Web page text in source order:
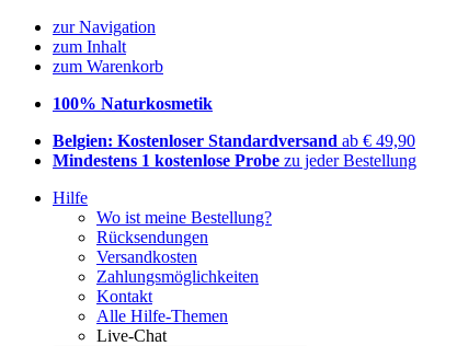
zur Navigation
zum Inhalt
zum Warenkorb
100% Naturkosmetik
Belgien: Kostenloser Standardversand ab € 49,90
Mindestens 1 kostenlose Probe zu jeder Bestellung
Hilfe
Wo ist meine Bestellung?
Rücksendungen
Versandkosten
Zahlungsmöglichkeiten
Kontakt
Alle Hilfe-Themen
Live-Chat